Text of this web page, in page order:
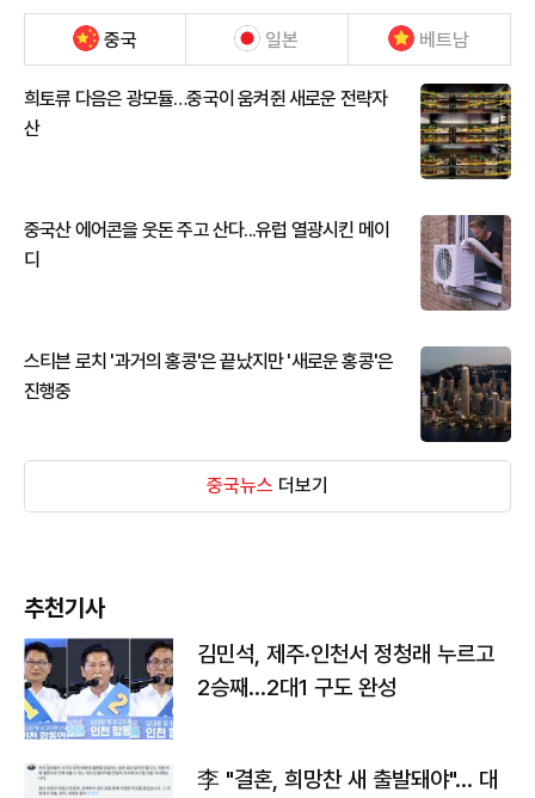
중국 일본 베트남
희토류 다음은 광모듈…중국이 움켜쥔 새로운 전략자
산
중국산 에어콘을 웃돈 주고 산다...유럽 열광시킨 메이
디
스티븐 로치 '과거의 홍콩'은 끝났지만 '새로운 홍콩'은
진행중
중국뉴스 더보기
추천기사
김민석, 제주·인천서 정청래 누르고
2승째…2대1 구도 완성
李 "결혼, 희망찬 새 출발돼야"… 대